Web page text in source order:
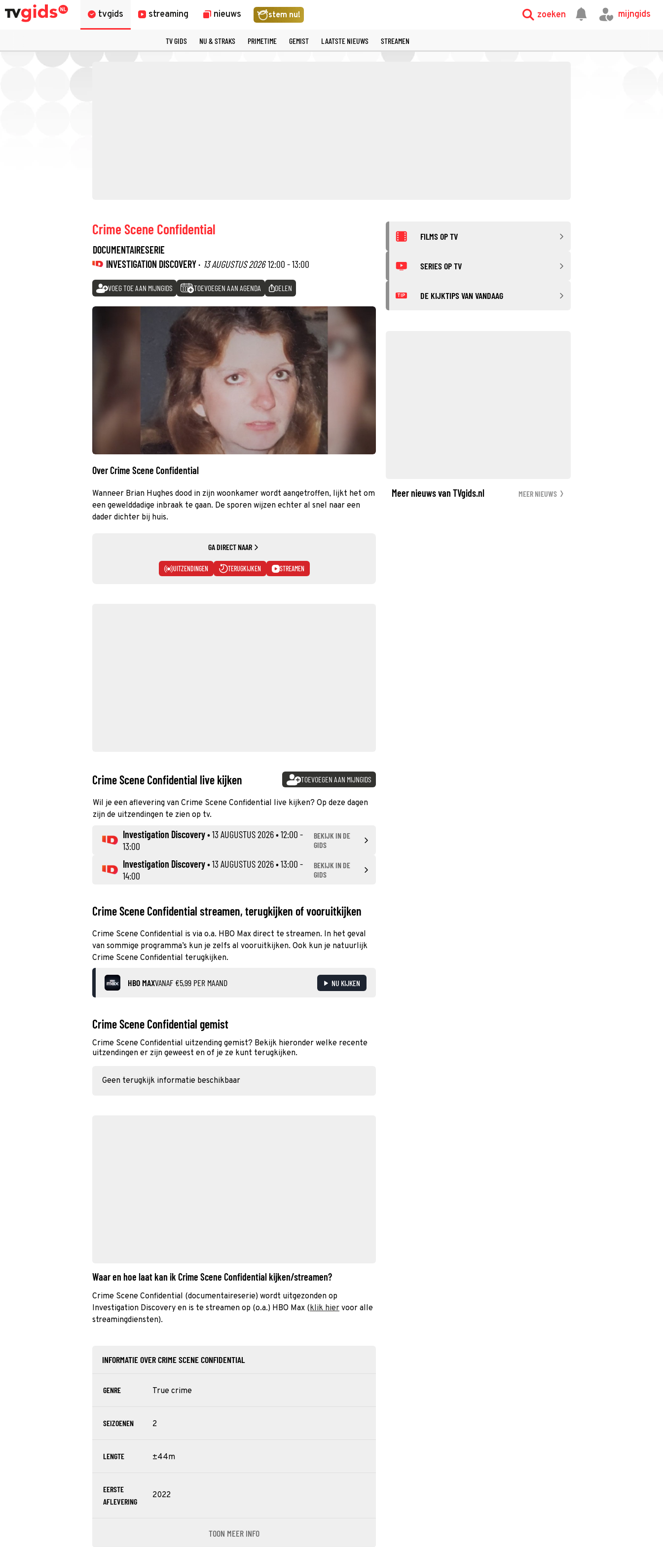
tvgids streaming nieuws stem nu! zoeken mijngids
TV GIDS NU & STRAKS PRIMETIME GEMIST LAATSTE NIEUWS STREAMEN
Crime Scene Confidential
DOCUMENTAIRESERIE
INVESTIGATION DISCOVERY · 13 AUGUSTUS 2026 12:00 - 13:00
VOEG TOE AAN MIJNGIDS TOEVOEGEN AAN AGENDA DELEN
Over Crime Scene Confidential
Wanneer Brian Hughes dood in zijn woonkamer wordt aangetroffen, lijkt het om
een gewelddadige inbraak te gaan. De sporen wijzen echter al snel naar een
dader dichter bij huis.
GA DIRECT NAAR
UITZENDINGEN TERUGKIJKEN STREAMEN
Crime Scene Confidential live kijken TOEVOEGEN AAN MIJNGIDS
Wil je een aflevering van Crime Scene Confidential live kijken? Op deze dagen
zijn de uitzendingen te zien op tv.
Investigation Discovery•13 AUGUSTUS 2026• 12:00 -
13:00
BEKIJK IN DE
GIDS
Investigation Discovery•13 AUGUSTUS 2026• 13:00 -
14:00
BEKIJK IN DE
GIDS
Crime Scene Confidential streamen, terugkijken of vooruitkijken
Crime Scene Confidential is via o.a. HBO Max direct te streamen. In het geval
van sommige programma’s kun je zelfs al vooruitkijken. Ook kun je natuurlijk
Crime Scene Confidential terugkijken.
HBO MAXVANAF €5,99 PER MAAND NU KIJKEN
Crime Scene Confidential gemist
Crime Scene Confidential uitzending gemist? Bekijk hieronder welke recente
uitzendingen er zijn geweest en of je ze kunt terugkijken.
Geen terugkijk informatie beschikbaar
Waar en hoe laat kan ik Crime Scene Confidential kijken/streamen?
Crime Scene Confidential (documentaireserie) wordt uitgezonden op
Investigation Discovery en is te streamen op (o.a.) HBO Max (klik hier voor alle
streamingdiensten).
INFORMATIE OVER CRIME SCENE CONFIDENTIAL
GENRE True crime
SEIZOENEN 2
LENGTE ±44m
EERSTE
AFLEVERING
2022
TOON MEER INFO
FILMS OP TV
SERIES OP TV
TIP DE KIJKTIPS VAN VANDAAG
Meer nieuws van TVgids.nl MEER NIEUWS